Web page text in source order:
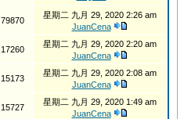
79870
星期二 九月 29, 2020 2:26 am
JuanCena
17260
星期二 九月 29, 2020 2:20 am
JuanCena
15173
星期二 九月 29, 2020 2:08 am
JuanCena
15727
星期二 九月 29, 2020 1:49 am
JuanCena